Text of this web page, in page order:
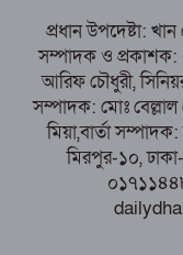
সাবরিনা শারমিন:
হত্যা
প্রধান উপদেষ্টা:
সম্পাদক ও প্রকাশক:
আরিফ চৌধুরী,
সম্পাদক: মোঃ
মিয়া,বার্তা
মিরপুর-১০,